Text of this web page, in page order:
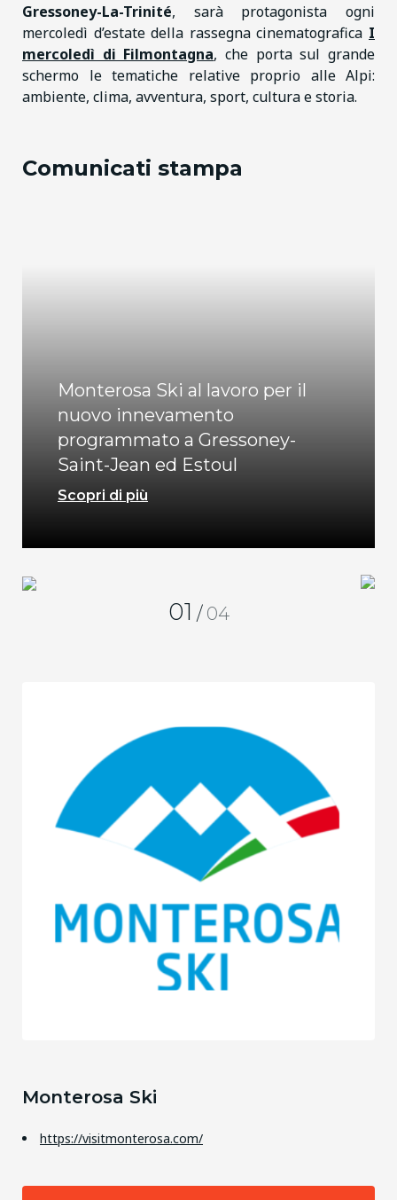
Gressoney-La-Trinité, sarà protagonista ogni
mercoledì d’estate della rassegna cinematografica I
mercoledì di Filmontagna, che porta sul grande
schermo le tematiche relative proprio alle Alpi:
ambiente, clima, avventura, sport, cultura e storia.
Comunicati stampa
Monterosa Ski al lavoro per il
nuovo innevamento
programmato a Gressoney-
Saint-Jean ed Estoul
Scopri di più
01 / 04
Monterosa Ski
https://visitmonterosa.com/